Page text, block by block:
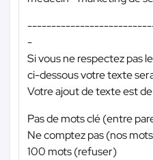
-
Si vous ne respectez pas
ci-dessous votre texte
Votre ajout de texte est
Pas de mots clé (entre
Ne comptez pas (nos
100 mots (refuser)